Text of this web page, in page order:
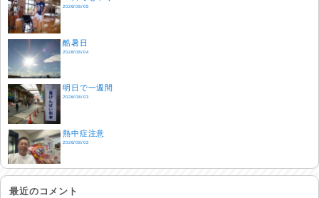
2026/08/05
酷暑日
2026/08/04
明日で一週間
2026/08/03
熱中症注意
2026/08/02
非常時には…
2026/08/01
最近のコメント